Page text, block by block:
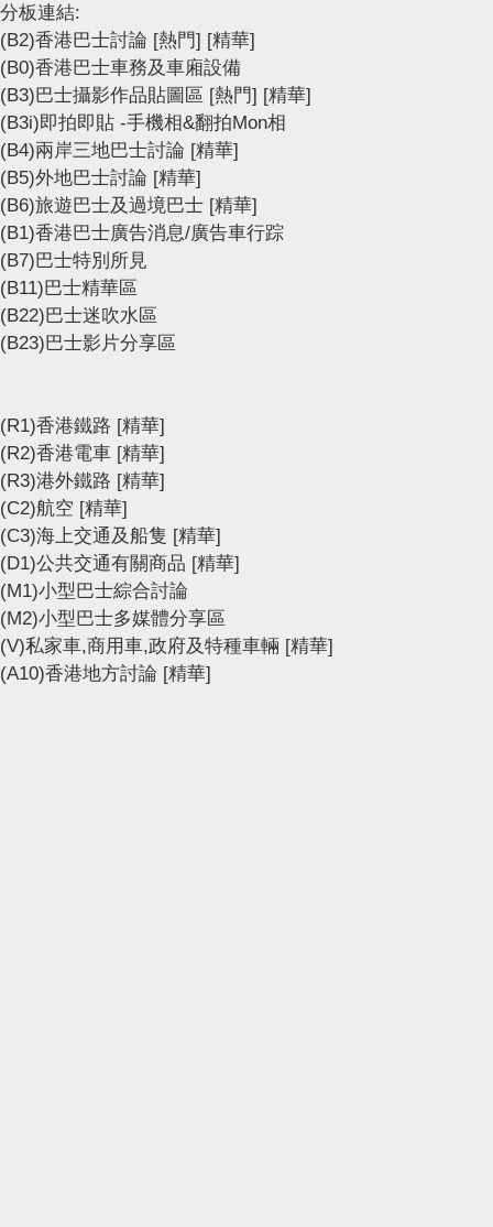
分板連結:
(B2)香港巴士討論 [熱門] [精華]
(B0)香港巴士車務及車廂設備
(B3)巴士攝影作品貼圖區 [熱門] [精華]
(B3i)即拍即貼 -手機相&翻拍Mon相
(B4)兩岸三地巴士討論 [精華]
(B5)外地巴士討論 [精華]
(B6)旅遊巴士及過境巴士 [精華]
(B1)香港巴士廣告消息/廣告車行踪
(B7)巴士特別所見
(B11)巴士精華區
(B22)巴士迷吹水區
(B23)巴士影片分享區
(R1)香港鐵路 [精華]
(R2)香港電車 [精華]
(R3)港外鐵路 [精華]
(C2)航空 [精華]
(C3)海上交通及船隻 [精華]
(D1)公共交通有關商品 [精華]
(M1)小型巴士綜合討論
(M2)小型巴士多媒體分享區
(V)私家車,商用車,政府及特種車輛 [精華]
(A10)香港地方討論 [精華]